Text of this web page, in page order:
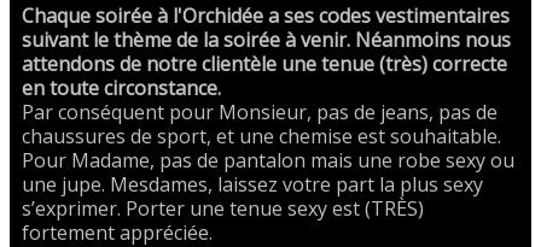
Chaque soirée à l'Orchidée a ses codes vestimentaires
suivant le thème de la soirée à venir. Néanmoins nous
attendons de notre clientèle une tenue (très) correcte
en toute circonstance.
Par conséquent pour Monsieur, pas de jeans, pas de
chaussures de sport, et une chemise est souhaitable.
Pour Madame, pas de pantalon mais une robe sexy ou
une jupe. Mesdames, laissez votre part la plus sexy
s’exprimer. Porter une tenue sexy est (TRÈS)
fortement appréciée.